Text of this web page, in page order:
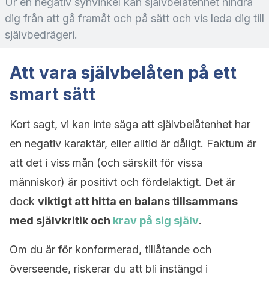
dig från att gå framåt och på sätt och vis leda dig till
självbedrägeri.
Att vara självbelåten på ett
smart sätt
Kort sagt, vi kan inte säga att självbelåtenhet har
en negativ karaktär, eller alltid är dåligt. Faktum är
att det i viss mån (och särskilt för vissa
människor) är positivt och fördelaktigt. Det är
dock viktigt att hitta en balans tillsammans
med självkritik och krav på sig själv.
Om du är för konformerad, tillåtande och
överseende, riskerar du att bli instängd i